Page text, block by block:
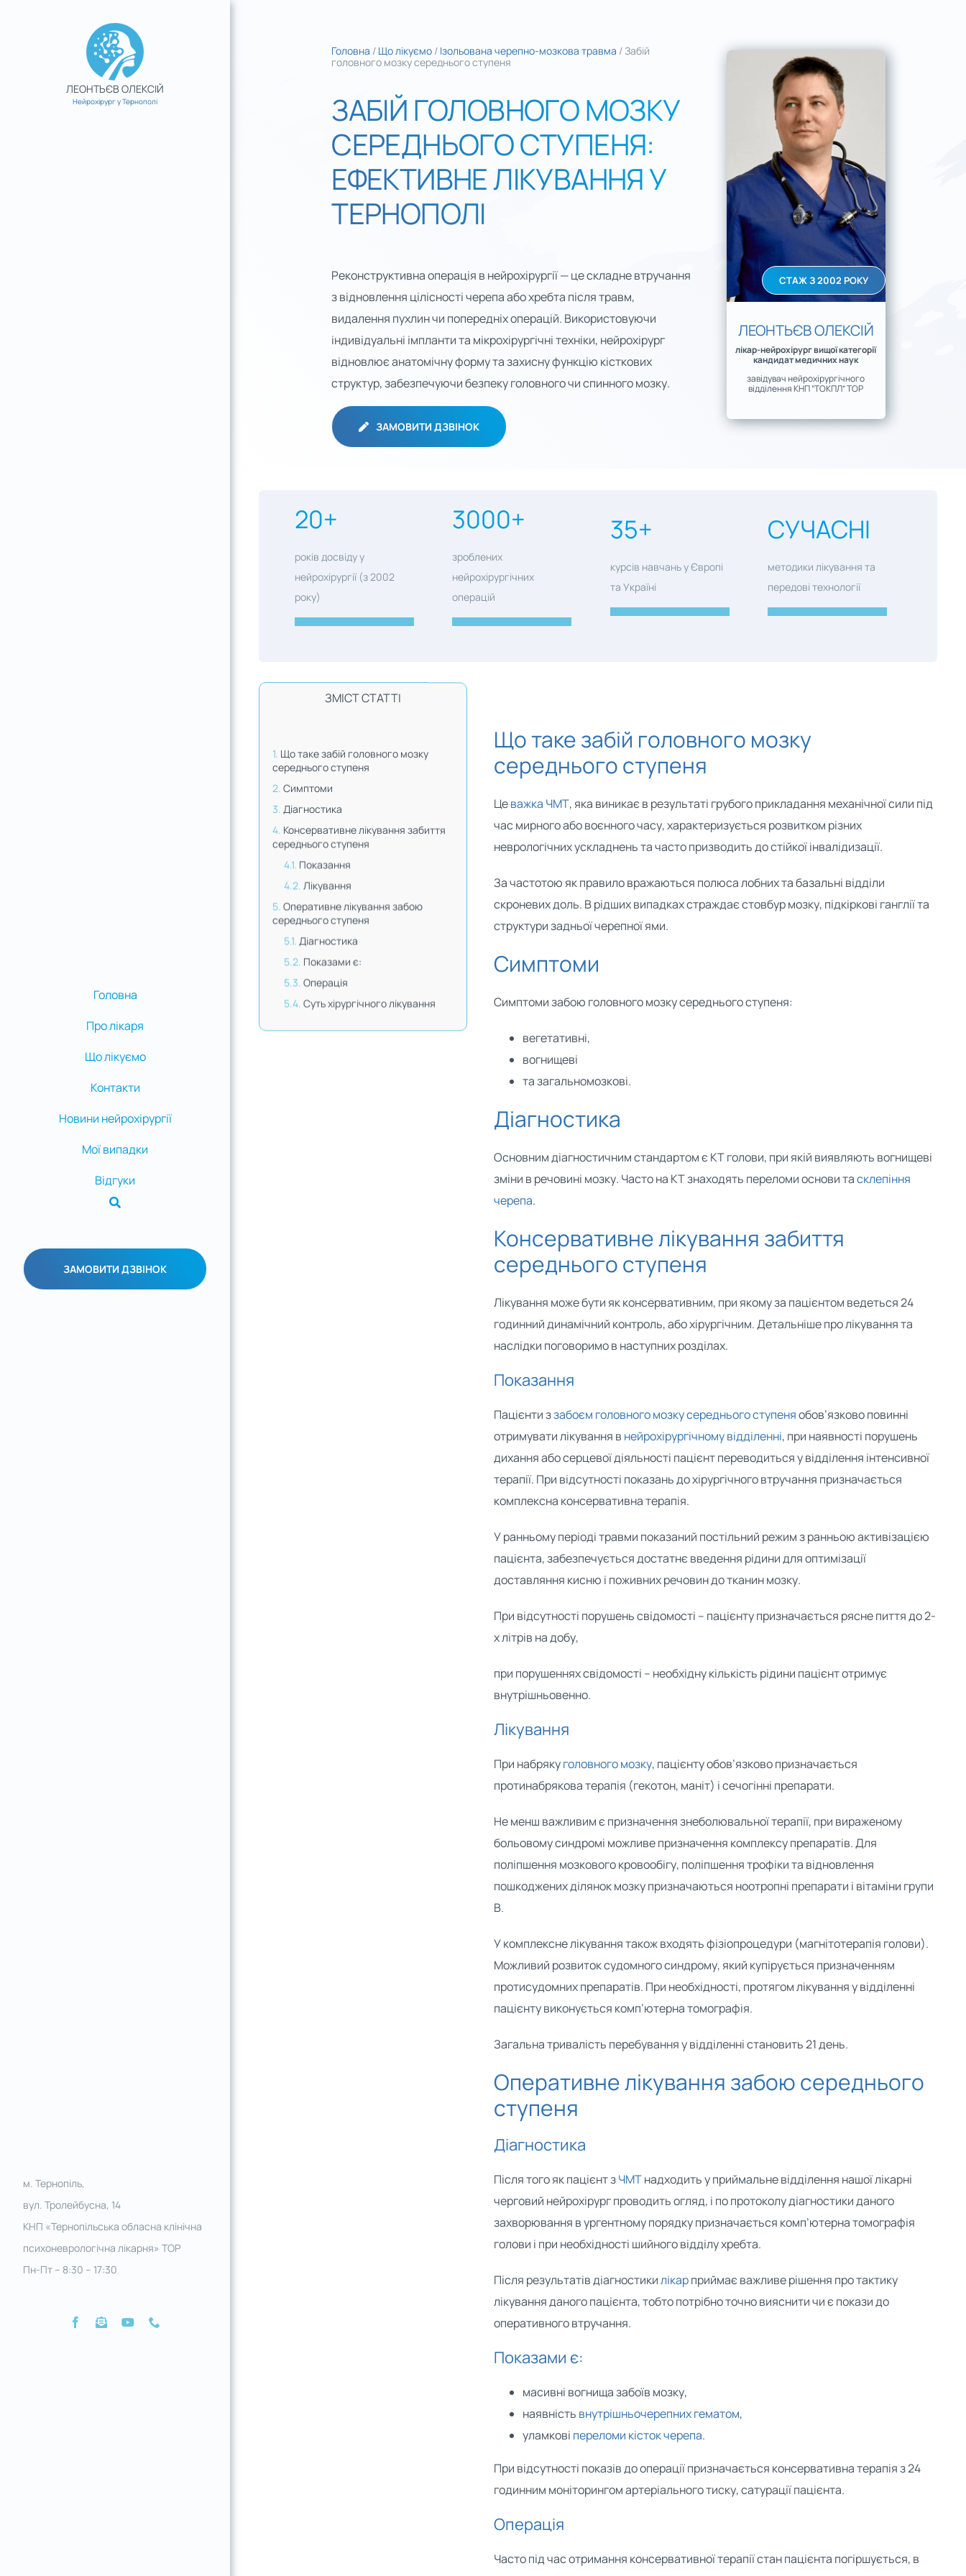
ЛЕОНТЬЄВ ОЛЕКСІЙ
Нейрохірург у Тернополі
Головна
Про лікаря
Що лікуємо
Контакти
Новини нейрохірургії
Мої випадки
Відгуки
ЗАМОВИТИ ДЗВІНОК
м. Тернопіль,
вул. Тролейбусна, 14
КНП «Тернопільська обласна клінічна
психоневрологічна лікарня» ТОР
Пн-Пт – 8:30 – 17:30
Головна / Що лікуємо / Ізольована черепно-мозкова травма /Забій
головного мозку середнього ступеня
ЗАБІЙ ГОЛОВНОГО МОЗКУ
СЕРЕДНЬОГО СТУПЕНЯ:
ЕФЕКТИВНЕ ЛІКУВАННЯ У
ТЕРНОПОЛІ
Реконструктивна операція в нейрохірургії — це складне втручання
з відновлення цілісності черепа або хребта після травм,
видалення пухлин чи попередніх операцій. Використовуючи
індивідуальні імпланти та мікрохірургічні техніки, нейрохірург
відновлює анатомічну форму та захисну функцію кісткових
структур, забезпечуючи безпеку головного чи спинного мозку.
ЗАМОВИТИ ДЗВІНОК
СТАЖ З 2002 РОКУ
ЛЕОНТЬЄВ ОЛЕКСІЙ
лікар-нейрохірург вищої категорії
кандидат медичних наук
завідувач нейрохірургічного
відділення КНП “ТОКПЛ” ТОР
20+
років досвіду у
нейрохірургії (з 2002
року)
3000+
зроблених
нейрохірургічних
операцій
35+
курсів навчань у Європі
та Україні
CУЧАСНІ
методики лікування та
передові технології
ЗМІСТ СТАТТІ
Що таке забій головного мозку
середнього ступеня
Симптоми
Діагностика
Консервативне лікування забиття
середнього ступеня
Показання
Лікування
Оперативне лікування забою
середнього ступеня
Діагностика
Показами є:
Операція
Суть хірургічного лікування
Що таке забій головного мозку
середнього ступеня
Цеважка ЧМТ, яка виникає в результаті грубого прикладання механічної сили під
час мирного або воєнного часу, характеризується розвитком різних
неврологічних ускладнень та часто призводить до стійкої інвалідизації.
За частотою як правило вражаються полюса лобних та базальні відділи
скроневих доль. В рідших випадках страждає стовбур мозку, підкіркові ганглії та
структури задньої черепної ями.
Симптоми
Симптоми забою головного мозку середнього ступеня:
вегетативні,
вогнищеві
та загальномозкові.
Діагностика
Основним діагностичним стандартом є КТ голови, при якій виявляють вогнищеві
зміни в речовині мозку. Часто на КТ знаходять переломи основи тасклепіння
черепа.
Консервативне лікування забиття
середнього ступеня
Лікування може бути як консервативним, при якому за пацієнтом ведеться 24
годинний динамічний контроль, або хірургічним. Детальніше про лікування та
наслідки поговоримо в наступних розділах.
Показання
Пацієнти ззабоєм головного мозку середнього ступеняобов’язково повинні
отримувати лікування в нейрохірургічному відділенні, при наявності порушень
дихання або серцевої діяльності пацієнт переводиться у відділення інтенсивної
терапії. При відсутності показань до хірургічного втручання призначається
комплексна консервативна терапія.
У ранньому періоді травми показаний постільний режим з ранньою активізацією
пацієнта, забезпечується достатнє введення рідини для оптимізації
доставляння кисню і поживних речовин до тканин мозку.
При відсутності порушень свідомості – пацієнту призначається рясне пиття до 2-
х літрів на добу,
при порушеннях свідомості – необхідну кількість рідини пацієнт отримує
внутрішньовенно.
Лікування
При набрякуголовного мозку, пацієнту обов’язково призначається
протинабрякова терапія (гекотон, маніт) і сечогінні препарати.
Не менш важливим є призначення знеболювальної терапії, при вираженому
больовому синдромі можливе призначення комплексу препаратів. Для
поліпшення мозкового кровообігу, поліпшення трофіки та відновлення
пошкоджених ділянок мозку призначаються ноотропні препарати і вітаміни групи
В.
У комплексне лікування також входять фізіопроцедури (магнітотерапія голови).
Можливий розвиток судомного синдрому, який купірується призначенням
протисудомних препаратів. При необхідності, протягом лікування у відділенні
пацієнту виконується комп’ютерна томографія.
Загальна тривалість перебування у відділенні становить 21 день.
Оперативне лікування забою середнього
ступеня
Діагностика
Після того як пацієнт зЧМТнадходить у приймальне відділення нашої лікарні
черговий нейрохірург проводить огляд, і по протоколу діагностики даного
захворювання в ургентному порядку призначається комп’ютерна томографія
голови і при необхідності шийного відділу хребта.
Після результатів діагностикилікарприймає важливе рішення про тактику
лікування даного пацієнта, тобто потрібно точно вияснити чи є покази до
оперативного втручання.
Показами є:
масивні вогнища забоїв мозку,
наявність внутрішньочерепних гематом,
уламкові переломи кісток черепа.
При відсутності показів до операції призначається консервативна терапія з 24
годинним моніторингом артеріального тиску, сатурації пацієнта.
Операція
Часто під час отримання консервативної терапії стан пацієнта погіршується, в